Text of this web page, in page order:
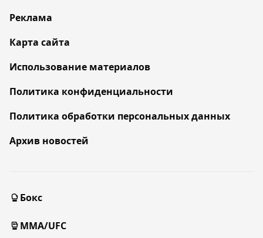
Реклама
Карта сайта
Использование материалов
Политика конфиденциальности
Политика обработки персональных данных
Архив новостей
Бокс
MMA/UFC